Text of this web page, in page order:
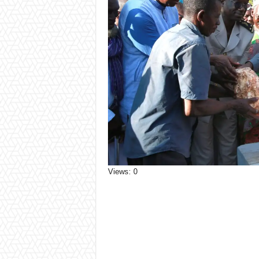
Views: 0